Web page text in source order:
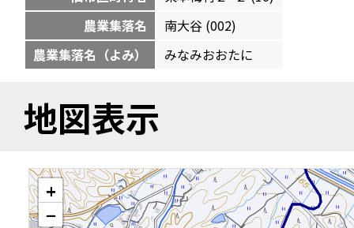
農業集落名
南大谷 (002)
農業集落名（よみ）
みなみおおたに
地図表示
+
−